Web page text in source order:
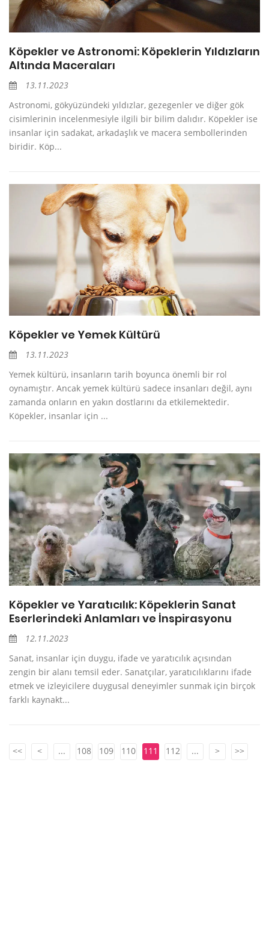
Köpekler ve Astronomi: Köpeklerin Yıldızların
Altında Maceraları
13.11.2023
Astronomi, gökyüzündeki yıldızlar, gezegenler ve diğer gök
cisimlerinin incelenmesiyle ilgili bir bilim dalıdır. Köpekler ise
insanlar için sadakat, arkadaşlık ve macera sembollerinden
biridir. Köp...
Köpekler ve Yemek Kültürü
13.11.2023
Yemek kültürü, insanların tarih boyunca önemli bir rol
oynamıştır. Ancak yemek kültürü sadece insanları değil, aynı
zamanda onların en yakın dostlarını da etkilemektedir.
Köpekler, insanlar için ...
Köpekler ve Yaratıcılık: Köpeklerin Sanat
Eserlerindeki Anlamları ve İnspirasyonu
12.11.2023
Sanat, insanlar için duygu, ifade ve yaratıcılık açısından
zengin bir alanı temsil eder. Sanatçılar, yaratıcılıklarını ifade
etmek ve izleyicilere duygusal deneyimler sunmak için birçok
farklı kaynakt...
<< < ... 108 109 110 111 112 ... > >>